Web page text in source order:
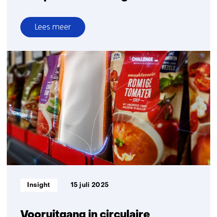
Lees meer
over
Nieuwe
routes
voor
sortering
en
composietscheiding
Informatietype:
Insight 15 juli 2025